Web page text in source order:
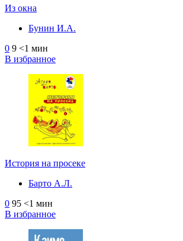
Из окна
Бунин И.А.
0 9 <1 мин
В избранное
История на просеке
Барто А.Л.
0 95 <1 мин
В избранное